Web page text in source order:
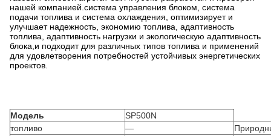
нашей компанией.система управления блоком, система
подачи топлива и система охлаждения, оптимизирует и
улучшает надежность, экономию топлива, адаптивность
топлива, адаптивность нагрузки и экологическую адаптивность
блока,и подходит для различных типов топлива и применений
для удовлетворения потребностей устойчивых энергетических
проектов.
Модель
SP500N
топливо
—